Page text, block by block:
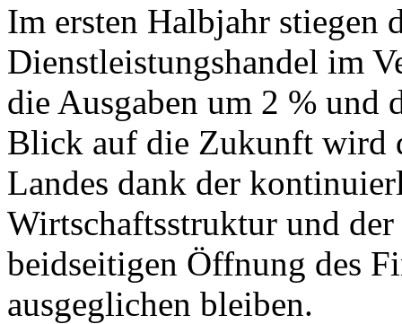
Im ersten Halbjahr stiegen
Dienstleistungshandel im
die Ausgaben um 2 %
Blick auf die Zukunft wird
Landes dank der
Wirtschaftsstruktur und
beidseitigen Öffnung des
ausgeglichen bleiben.